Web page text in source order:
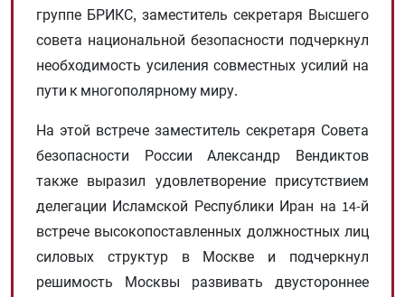
группе БРИКС, заместитель секретаря Высшего
совета национальной безопасности подчеркнул
необходимость усиления совместных усилий на
пути к многополярному миру.
На этой встрече заместитель секретаря Совета
безопасности России Александр Вендиктов
также выразил удовлетворение присутствием
делегации Исламской Республики Иран на 14-й
встрече высокопоставленных должностных лиц
силовых структур в Москве и подчеркнул
решимость Москвы развивать двустороннее